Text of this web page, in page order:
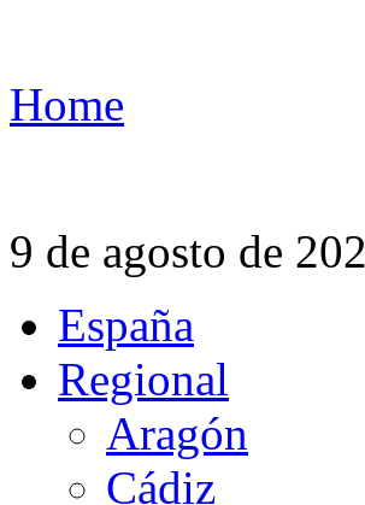
Home
9 de agosto de
España
Regional
Aragón
Cádiz